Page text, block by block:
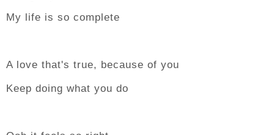
My life is so complete
A love that's true, because of you
Keep doing what you do